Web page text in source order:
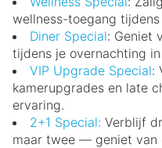
wellness-toegang
Diner Special: Geniet
tijdens je overnachting in
VIP Upgrade Special:
kamerupgrades en late
ervaring.
2+1 Special: Verblijf
maar twee — geniet van